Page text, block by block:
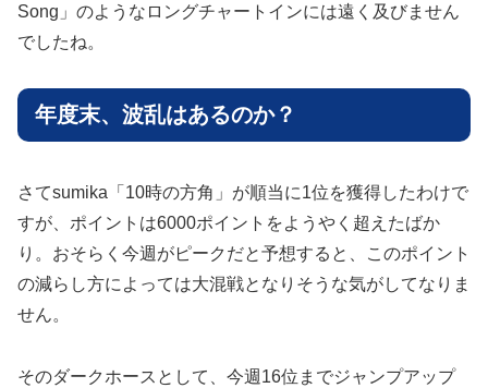
Song」のようなロングチャートインには遠く及びません
でしたね。
年度末、波乱はあるのか？
さてsumika「10時の方角」が順当に1位を獲得したわけで
すが、ポイントは6000ポイントをようやく超えたばか
り。おそらく今週がピークだと予想すると、このポイント
の減らし方によっては大混戦となりそうな気がしてなりま
せん。
そのダークホースとして、今週16位までジャンプアップ